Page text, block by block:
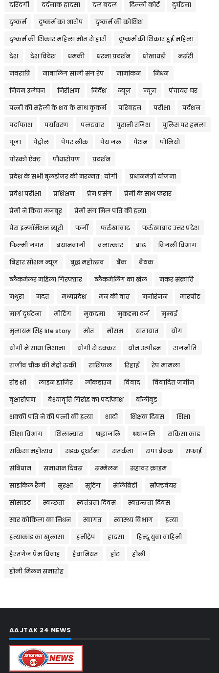
दरिंदगी दर्दनाक हादसा दल बदल दिल्ली कोर्ट दुर्घटना
दुष्कर्म दुष्कर्म का आरोप दुष्कर्म की कोशिश
दुष्कर्म की शिकार महिला मौत से हारी दुष्कर्म की शिकार हुई महिला
देश देश विदेश धमकी धरना प्रदर्शन धोखाधड़ी नर्सरी
नवरात्रि नाबालिग साली संग रेप नामांकन निधन
नियम उलंघन निरीक्षण निर्देश न्यूज न्यूज़ पंचायत घर
पत्नी की सहेली के शव के साथ कुकर्म परिवहन परीक्षा पर्दशन
पर्दाफाश पर्यावरण पलटवार पुरानी रंजिश पुलिस पर हमला
पूजा पेट्रोल पेपर लीक पेय जल पेंशन पोलियो
पोस्को ऐक्ट पौधारोपण प्रदर्शन
प्रदेश के सभी बुलडोजर की मरम्मत : योगी प्रधानमंत्री योजना
प्रवेश परीक्षा प्रशिक्षण प्रेम प्रसंग प्रेमी के साथ फरार
प्रेमी ने किया मजबूर प्रेमी संग मिल पति की हत्या
प्रेस इन्फॉर्मेशन ब्यूरो फर्जी फर्रुखाबाद फर्रुखाबाद उत्तर प्रदेश
फिल्मी जगत बयानबाजी बलात्कार बाढ़ बिजली विभाग
बिहार सोशल न्यूज बुद्ध महोत्सव बैंक बैठक
ब्लैकमेलर महिला गिरफ्तार ब्लैकमेलिंग का खेल मकर संक्रांति
मथुरा मदत मध्यप्रदेश मन की बात मनोरंजन मारपीट
मार्ग दुर्घटना मीटिंग मुकदमा मुकद्दमा दर्ज मुम्बई
मुलायम सिंह life story मौत मौसम यातायात योग
योगी ने साधा निशाना योगी से टक्कर यौन उत्पीड़न राजनीति
राजीव चौक की मेट्रो रुकी राशिफल रिहाई रेप मामला
रोड शो लाइन हाजिर लॉकडाउन विवाद विवादित जमीन
वृक्षारोपण वेश्यावृति गिरोह का पर्दाफाश वॉलीवुड
शक्की पति ने की पत्नी की हत्या शादी शिक्षक दिवस शिक्षा
शिक्षा विभाग शिलान्यास श्रद्धांजलि श्रधांजलि संकिसा कांड
संकिसा महोत्सव सड़क दुघर्टना सतर्कता सपा बैठक सफाई
संबिधान समाधान दिवस सम्मेलन सहावर क्राइम
साइकिल रैली सुरक्षा सूटिंग सेलिब्रिटी सॉफ्टवेयर
सोसाइट स्वच्छता स्वतंत्रता दिवस स्वतन्त्रता दिवस
स्वर कोकिला का निधन स्वागत स्वास्थ्य विभाग हत्या
हत्याकांड का खुलासा हनीट्रैप हादसा हिन्दू युवा वाहिनी
हैरतंगेज प्रेम विवाह हैवानियत हॉट होली
होली मिलन समारोह
AAJTAK 24 NEWS